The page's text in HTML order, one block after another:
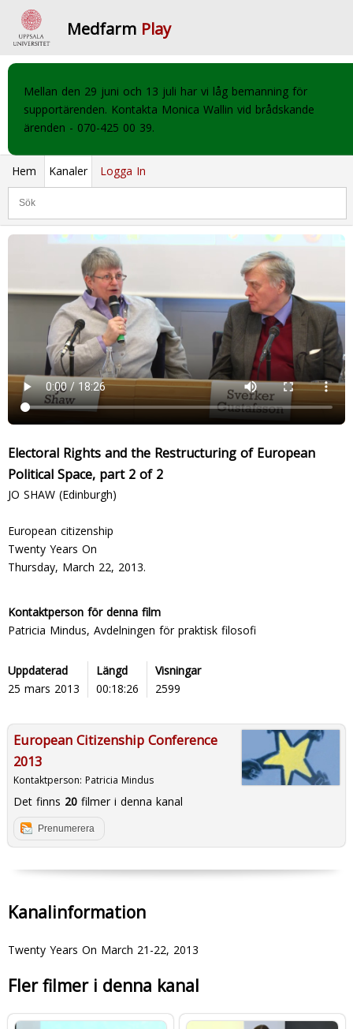
Medfarm Play
Mellan den 29 juni och 13 juli har vi låg bemanning för
supportärenden. Kontakta Monica Wallin vid brådskande
ärenden - 070-425 00 39.
Hem Kanaler Logga In
Electoral Rights and the Restructuring of European
Political Space, part 2 of 2
JO SHAW (Edinburgh)
European citizenship
Twenty Years On
Thursday, March 22, 2013.
Kontaktperson för denna film
Patricia Mindus, Avdelningen för praktisk filosofi
Uppdaterad
25 mars 2013
Längd
00:18:26
Visningar
2599
European Citizenship Conference
2013
Kontaktperson: Patricia Mindus
Det finns 20filmer i denna kanal
Prenumerera
Kanalinformation
Twenty Years On March 21-22, 2013
Fler filmer i denna kanal